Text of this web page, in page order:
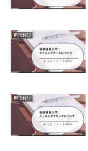
用語解説
用語解説